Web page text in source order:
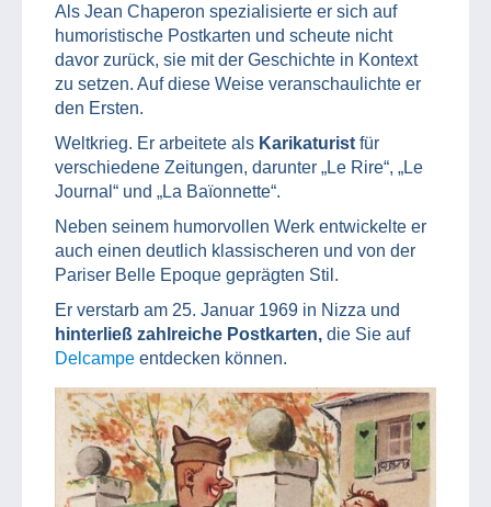
Als Jean Chaperon spezialisierte er sich auf
humoristische Postkarten und scheute nicht
davor zurück, sie mit der Geschichte in Kontext
zu setzen. Auf diese Weise veranschaulichte er
den Ersten.
Weltkrieg. Er arbeitete als Karikaturist für
verschiedene Zeitungen, darunter „Le Rire“, „Le
Journal“ und „La Baïonnette“.
Neben seinem humorvollen Werk entwickelte er
auch einen deutlich klassischeren und von der
Pariser Belle Epoque geprägten Stil.
Er verstarb am 25. Januar 1969 in Nizza und
hinterließ zahlreiche Postkarten, die Sie auf
Delcampe entdecken können.